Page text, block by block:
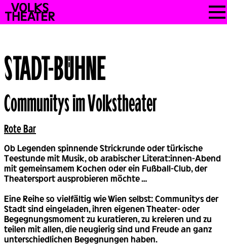
Skip
to
content
VOLKSTHEATER
WIEN
STADT-BÜHNE
Back
Communitys im Volkstheater
Rote Bar
Ob Legenden spinnende Strickrunde oder türkische
Teestunde mit Musik, ob arabischer Literat:innen-Abend
mit gemeinsamem Kochen oder ein Fußball-Club, der
Theatersport ausprobieren möchte …
Eine Reihe so vielfältig wie Wien selbst: Communitys der
Stadt sind eingeladen, ihren eigenen Theater- oder
Begegnungsmoment zu kuratieren, zu kreieren und zu
teilen mit allen, die neugierig sind und Freude an ganz
unterschiedlichen Begegnungen haben.